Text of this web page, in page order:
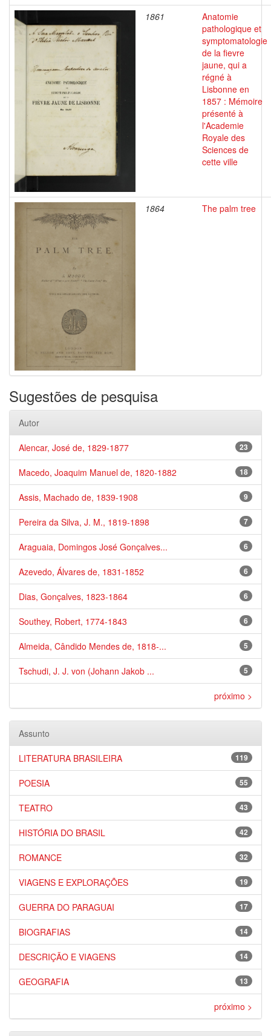
1861
Anatomie
pathologique et
symptomatologie
de la fievre
jaune, qui a
régné à
Lisbonne en
1857 : Mémoire
présenté à
l'Academie
Royale des
Sciences de
cette ville
1864 The palm tree
Sugestões de pesquisa
Autor
23
Alencar, José de, 1829-1877
18
Macedo, Joaquim Manuel de, 1820-1882
9
Assis, Machado de, 1839-1908
7
Pereira da Silva, J. M., 1819-1898
6
Araguaia, Domingos José Gonçalves...
6
Azevedo, Álvares de, 1831-1852
6
Dias, Gonçalves, 1823-1864
6
Southey, Robert, 1774-1843
5
Almeida, Cândido Mendes de, 1818-...
5
Tschudi, J. J. von (Johann Jakob ...
próximo >
Assunto
119
LITERATURA BRASILEIRA
55
POESIA
43
TEATRO
42
HISTÓRIA DO BRASIL
32
ROMANCE
19
VIAGENS E EXPLORAÇÕES
17
GUERRA DO PARAGUAI
14
BIOGRAFIAS
14
DESCRIÇÃO E VIAGENS
13
GEOGRAFIA
próximo >